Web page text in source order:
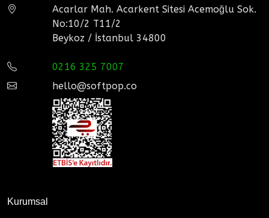
Acarlar Mah. Acarkent Sitesi Acemoğlu Sok.
No:10/2 T11/2
Beykoz / İstanbul 34800
0216 325 7007
hello@softpop.co
Kurumsal